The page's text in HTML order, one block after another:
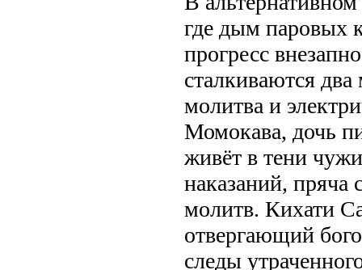
где дым паровых
прогресс
сталкиваются
молитва и
Момокава, дочь
живёт в тени
наказаний, пряча
молитв. Кихати
отвергающий
следы